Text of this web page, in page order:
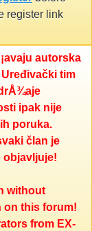
register link
autorska
tim
ipak nije
poruka.
član je
objavljuje!
without
on this forum!
from EX-